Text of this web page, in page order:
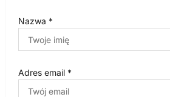
Nazwa *
Adres email *